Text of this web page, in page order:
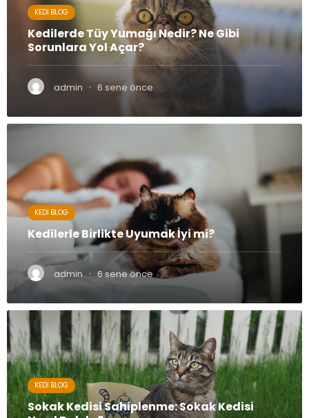
KEDI BLOG
Kedilerde Tüy Yumağı Nedir? Ne Gibi
Sorunlara Yol Açar?
admin · 6 sene önce
KEDI BLOG
Kedilerle Birlikte Uyumak İyi mi?
admin · 6 sene önce
KEDI BLOG
Sokak Kedisi Sahiplenme: Sokak Kedisi